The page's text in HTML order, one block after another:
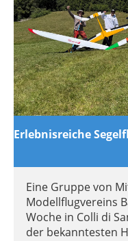
Erlebnisreiche
Eine Gruppe von
Modellflugvereins
Woche in Colli di
der bekanntesten